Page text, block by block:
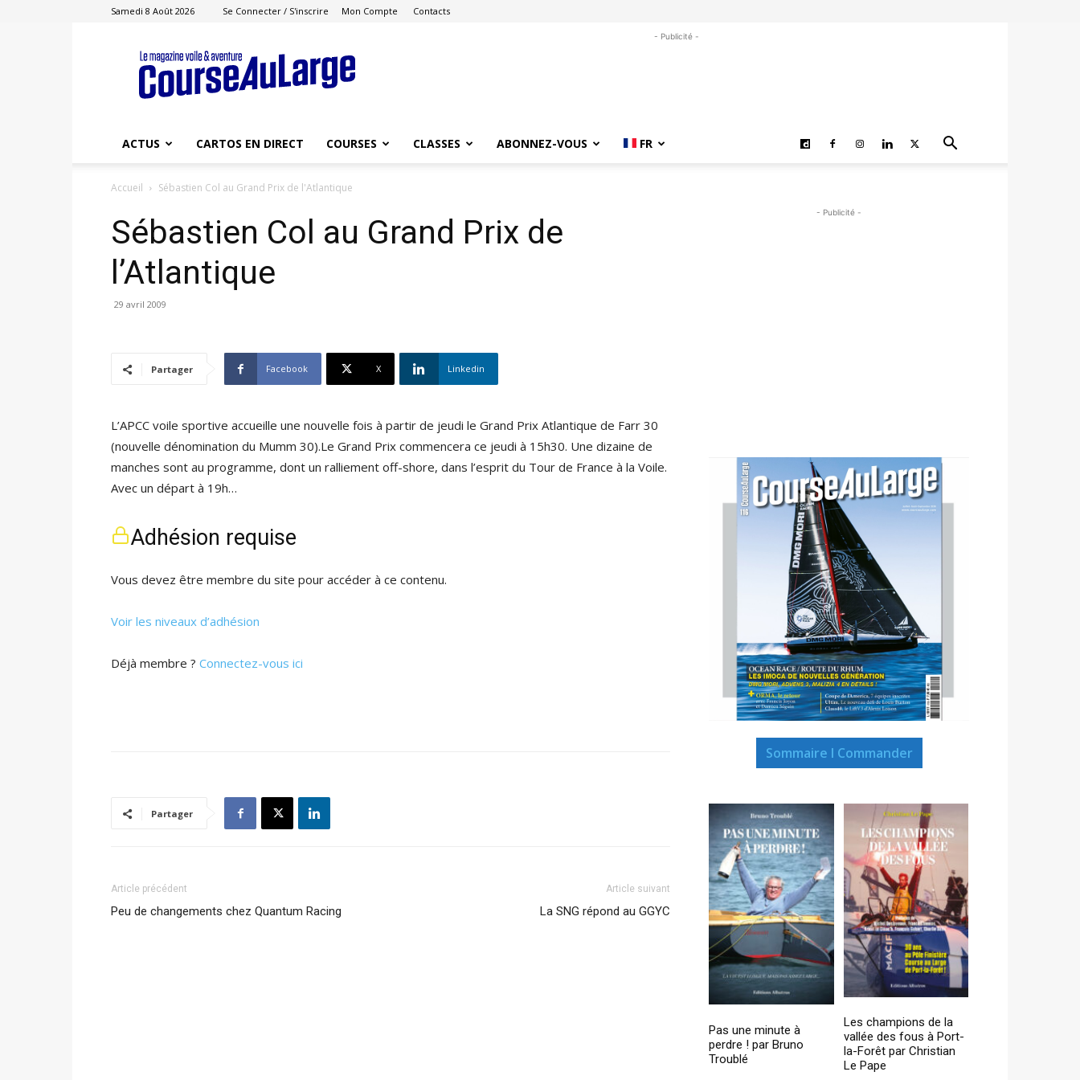
Samedi 8 Août 2026 Se Connecter / S'inscrire Mon Compte Contacts
Course
au
Large
- Publicité -
ACTUS CARTOS EN DIRECT COURSES CLASSES ABONNEZ-VOUS FR
Accueil Sébastien Col au Grand Prix de l'Atlantique
Sébastien Col au Grand Prix de
l’Atlantique
29 avril 2009
Partager Facebook X Linkedin
L’APCC voile sportive accueille une nouvelle fois à partir de jeudi le Grand Prix Atlantique de Farr 30
(nouvelle dénomination du Mumm 30).Le Grand Prix commencera ce jeudi à 15h30. Une dizaine de
manches sont au programme, dont un ralliement off-shore, dans l’esprit du Tour de France à la Voile.
Avec un départ à 19h…
Adhésion requise
Vous devez être membre du site pour accéder à ce contenu.
Voir les niveaux d’adhésion
Déjà membre ? Connectez-vous ici
Partager
Article précédent
Peu de changements chez Quantum Racing
Article suivant
La SNG répond au GGYC
- Publicité -
Sommaire I Commander
Pas une minute à
perdre ! par Bruno
Troublé
Les champions de la
vallée des fous à Port-
la-Forêt par Christian
Le Pape